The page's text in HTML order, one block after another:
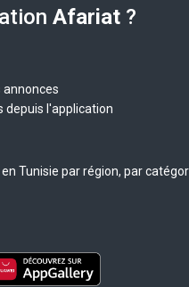
Afariat ?
annonces
depuis l'application
Tunisie par région, par